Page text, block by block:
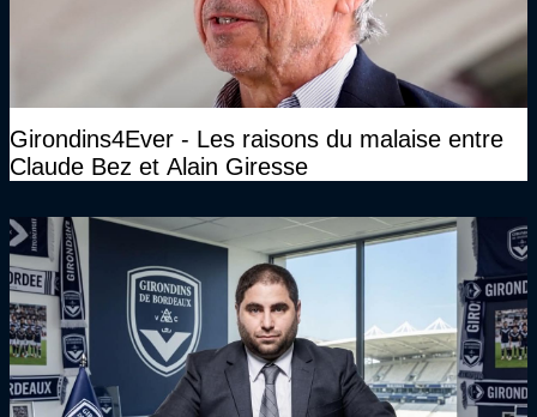
Girondins4Ever - Les raisons du malaise entre
Claude Bez et Alain Giresse